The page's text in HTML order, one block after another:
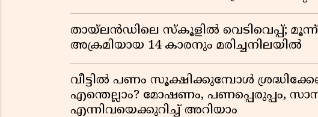
തായ്‌ലൻഡിലെ സ്‌കൂളിൽ വെടിവെപ്പ്; മൂന്ന്
അക്രമിയായ 14 കാരനും മരിച്ചനിലയിൽ
വീട്ടിൽ പണം സൂക്ഷിക്കുമ്പോൾ
എന്തെല്ലാം? മോഷണം, പണപ്പെരുപ്പം,
എന്നിവയെക്കുറിച്ച് അറിയാം